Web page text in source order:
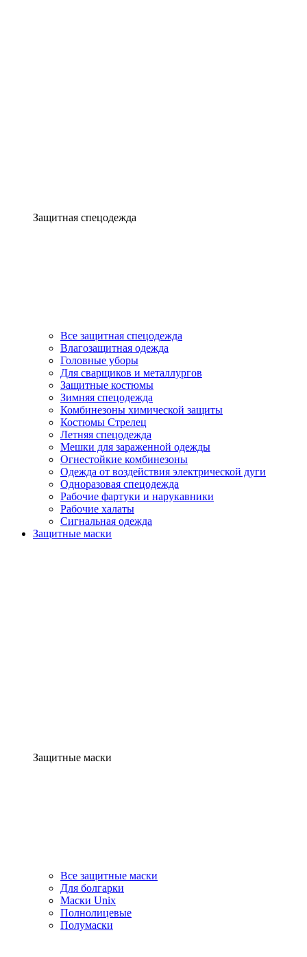
Защитная спецодежда
Все защитная спецодежда
Влагозащитная одежда
Головные уборы
Для сварщиков и металлургов
Защитные костюмы
Зимняя спецодежда
Комбинезоны химической защиты
Костюмы Стрелец
Летняя спецодежда
Мешки для зараженной одежды
Огнестойкие комбинезоны
Одежда от воздействия электрической дуги
Одноразовая спецодежда
Рабочие фартуки и нарукавники
Рабочие халаты
Сигнальная одежда
Защитные маски
Защитные маски
Все защитные маски
Для болгарки
Маски Unix
Полнолицевые
Полумаски